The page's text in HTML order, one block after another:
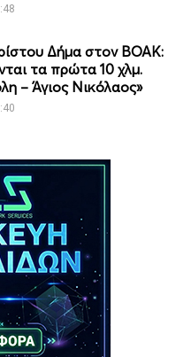
Δήμα στον ΒΟΑΚ:
τα πρώτα 10 χλμ.
– Άγιος Νικόλαος»